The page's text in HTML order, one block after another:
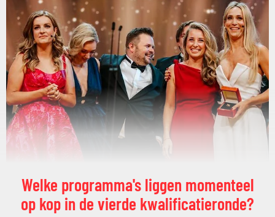
Welke programma's liggen momenteel
op kop in de vierde kwalificatieronde?